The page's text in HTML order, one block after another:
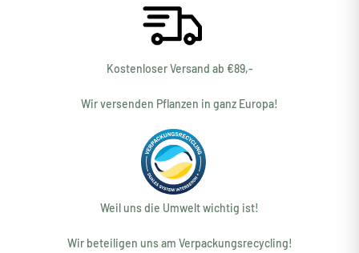
Kostenloser Versand ab €89,-
Wir versenden Pflanzen in ganz Europa!
Weil uns die Umwelt wichtig ist!
Wir beteiligen uns am Verpackungsrecycling!